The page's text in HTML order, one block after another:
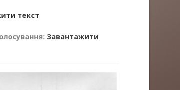
текст
Завантажити